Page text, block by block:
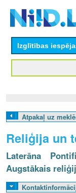
L
V
Izglītības
Atpakaļ uz
Reliģija un
Laterāna
Augstākais